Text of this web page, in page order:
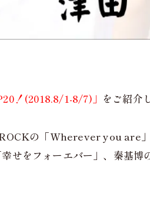
！(2018.8/1-8/7)」 をご紹介
の「Wherever you are」
をフォーエバー」、秦基博